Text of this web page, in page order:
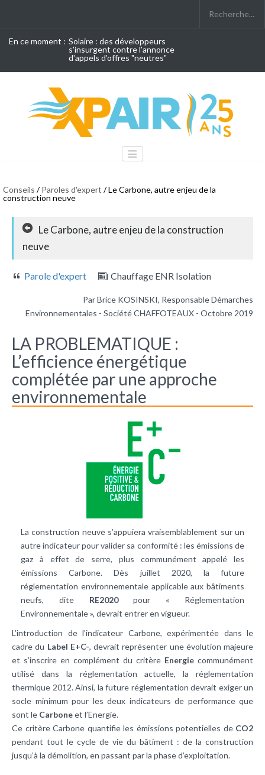
En ce moment : Solaire : des développeurs
s'insurgent contre l'annonce
d'appels d'offres "neutres"
Conseils /Paroles d'expert / Le Carbone, autre enjeu de la
construction neuve
Le Carbone, autre enjeu de la construction
neuve
Parole d'expert Chauffage ENR Isolation
Par Brice KOSINSKI, Responsable Démarches
Environnementales - Société CHAFFOTEAUX - Octobre 2019
LA PROBLEMATIQUE :
L’efficience énergétique
complétée par une approche
environnementale
La construction neuve s’appuiera vraisemblablement sur un
autre indicateur pour valider sa conformité : les émissions de
gaz à effet de serre, plus communément appelé les
émissions Carbone. Dès juillet 2020, la future
réglementation environnementale applicable aux bâtiments
neufs, dite RE2020pour « Réglementation
Environnementale », devrait entrer en vigueur.
L’introduction de l’indicateur Carbone, expérimentée dans le
cadre du Label E+C-, devrait représenter une évolution majeure
et s’inscrire en complément du critère Energie communément
utilisé dans la réglementation actuelle, la réglementation
thermique 2012. Ainsi, la future réglementation devrait exiger un
socle minimum pour les deux indicateurs de performance que
sont le Carboneet l’Energie.
Ce critère Carbone quantifie les émissions potentielles de CO2
pendant tout le cycle de vie du bâtiment : de la construction
jusqu’à la démolition, en passant par la phase d’exploitation.